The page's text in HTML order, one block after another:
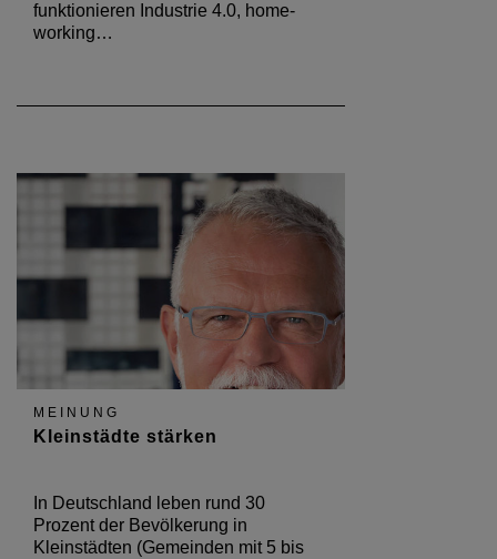
funktionieren Industrie 4.0, home-
working…
MEINUNG
Kleinstädte stärken
In Deutschland leben rund 30
Prozent der Bevölkerung in
Kleinstädten (Gemeinden mit 5 bis